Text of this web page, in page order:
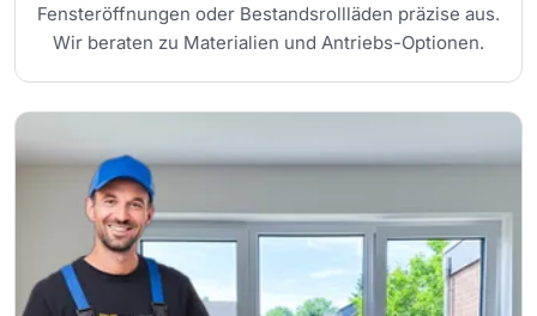
Fensteröffnungen oder Bestandsrollläden präzise aus.
Wir beraten zu Materialien und Antriebs-Optionen.